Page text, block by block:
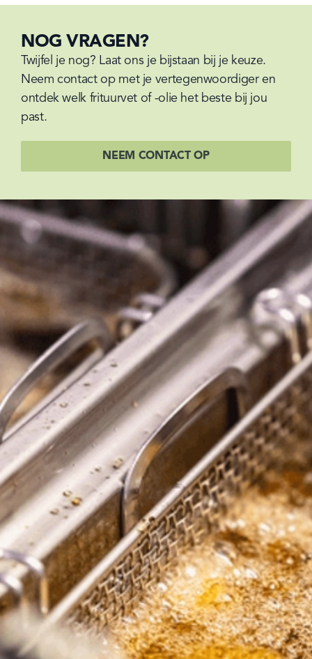
NOG VRAGEN?
Twijfel je nog? Laat ons je bijstaan bij je keuze.
Neem contact op met je vertegenwoordiger en
ontdek welk frituurvet of -olie het beste bij jou
past.
NEEM CONTACT OP